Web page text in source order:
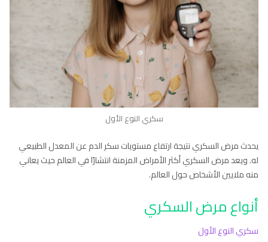
سكري النوع الأول
يحدث مرض السكري نتيجة ارتفاع مستويات سكر الدم عن المعدل الطبيعي
له. ويعد مرض السكري أكثر الأمراض المزمنة انتشارًا في العالم حيث يعاني
منه ملايين الأشخاص حول العالم.
أنواع مرض السكري
سكري النوع الأول